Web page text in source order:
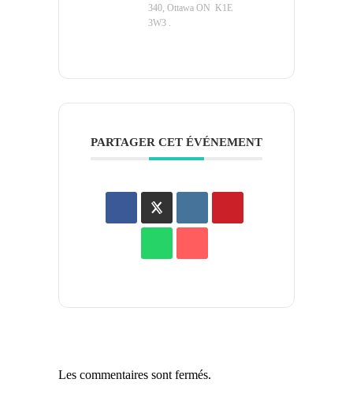
340, Ottawa ON K1E
3W3 .
PARTAGER CET ÉVÉNEMENT
Les commentaires sont fermés.